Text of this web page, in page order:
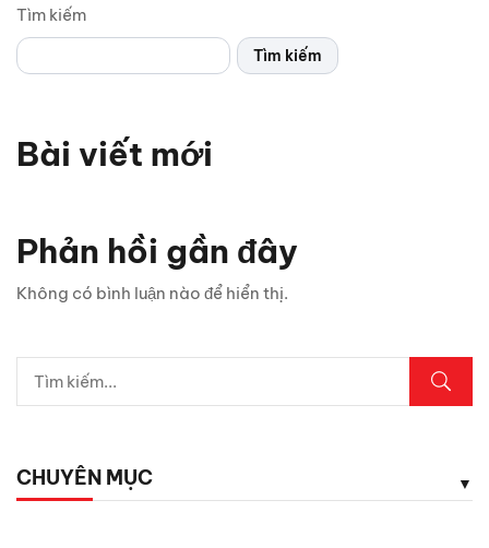
Tìm kiếm
Tìm kiếm
Bài viết mới
5 vị trí trên ô tô cần kiểm tra ngay sau mưa lớn
nhiêu?
5 phụ kiện ô tô giá rẻ nhưng cực kỳ cần thiết cho tài xế
Phản hồi gần đây
Không có bình luận nào để hiển thị.
CHUYÊN MỤC